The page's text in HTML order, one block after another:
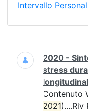
Intervallo
Ricerca
2020 -
stress
Contenuto
2021)....Riv